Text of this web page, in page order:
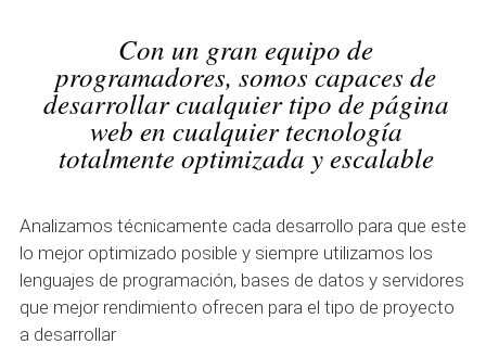
Con un gran equipo de
programadores, somos capaces de
desarrollar cualquier tipo de página
web en cualquier tecnología
totalmente optimizada y escalable
Analizamos técnicamente cada desarrollo para que este
lo mejor optimizado posible y siempre utilizamos los
lenguajes de programación, bases de datos y servidores
que mejor rendimiento ofrecen para el tipo de proyecto
a desarrollar